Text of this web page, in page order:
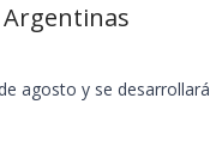
agosto y se desarrollará